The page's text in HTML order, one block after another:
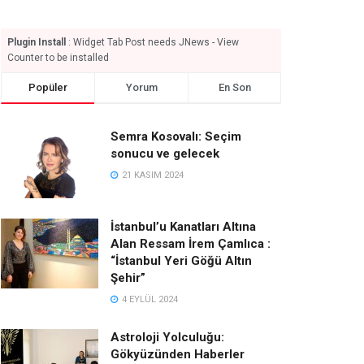
Plugin Install
: Widget Tab Post needs JNews - View
Counter to be installed
Popüler Yorum En Son
Semra Kosovalı: Seçim
sonucu ve gelecek
21 KASIM 2024
İstanbul’u Kanatları Altına
Alan Ressam İrem Çamlıca :
“İstanbul Yeri Göğü Altın
Şehir”
4 EYLÜL 2024
Astroloji Yolculuğu:
Gökyüzünden Haberler